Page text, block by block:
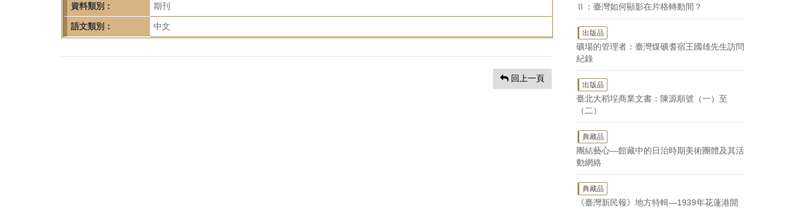
資料類別： 期刊
語文類別： 中文
回上一頁
Ⅱ：臺灣如何顯影在片格轉動間？
出版品
礦場的管理者：臺灣煤礦耆宿王國雄先生訪問
紀錄
出版品
臺北大稻埕商業文書：陳源順號（一）至
（二）
典藏品
團結藝心—館藏中的日治時期美術團體及其活
動網絡
典藏品
《臺灣新民報》地方特輯—1939年花蓮港開